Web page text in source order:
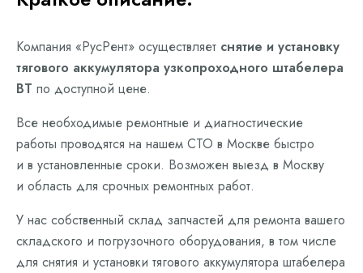
Компания «РусРент» осуществляет снятие и установку
тягового аккумулятора узкопроходного штабелера
BT по доступной цене.
Все необходимые ремонтные и диагностические
работы проводятся на нашем СТО в Москве быстро
и в установленные сроки. Возможен выезд в Москву
и область для срочных ремонтных работ.
У нас собственный склад запчастей для ремонта вашего
складского и погрузочного оборудования, в том числе
для снятия и установки тягового аккумулятора штабелера